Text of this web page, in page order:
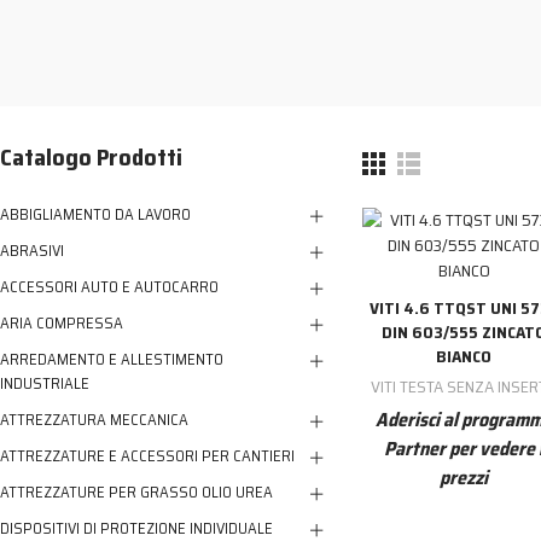
VITI 4.6 TTQST UNI
DIN 603/555
BIANCO
VITI TESTA SENZA
Aderisci al
Partner per vedere
prezzi
Catalogo Prodotti
ABBIGLIAMENTO DA LAVORO
ABRASIVI
ACCESSORI AUTO E AUTOCARRO
ARIA COMPRESSA
ARREDAMENTO E ALLESTIMENTO
INDUSTRIALE
ATTREZZATURA MECCANICA
ATTREZZATURE E ACCESSORI PER CANTIERI
ATTREZZATURE PER GRASSO OLIO UREA
DISPOSITIVI DI PROTEZIONE INDIVIDUALE